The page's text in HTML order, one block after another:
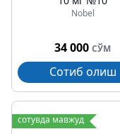
Nobel
34 000 СЎМ
Сотиб олиш
сотувда мавжуд